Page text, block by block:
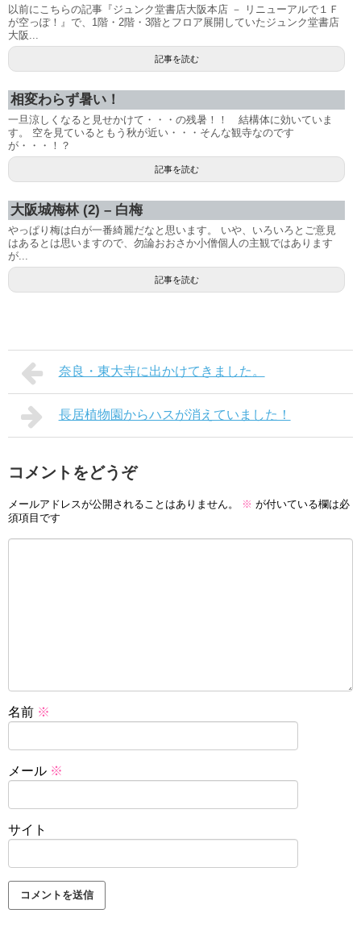
以前にこちらの記事『ジュンク堂書店大阪本店 － リニューアルで１Ｆ
が空っぽ！』で、1階・2階・3階とフロア展開していたジュンク堂書店
大阪...
記事を読む
相変わらず暑い！
一旦涼しくなると見せかけて・・・の残暑！！ 結構体に効いていま
す。 空を見ているともう秋が近い・・・そんな観寺なのです
が・・・！？
記事を読む
大阪城梅林 (2) – 白梅
やっぱり梅は白が一番綺麗だなと思います。 いや、いろいろとご意見
はあるとは思いますので、勿論おおさか小僧個人の主観ではあります
が...
記事を読む
奈良・東大寺に出かけてきました。
長居植物園からハスが消えていました！
コメントをどうぞ
メールアドレスが公開されることはありません。 ※ が付いている欄は必
須項目です
名前 ※
メール ※
サイト